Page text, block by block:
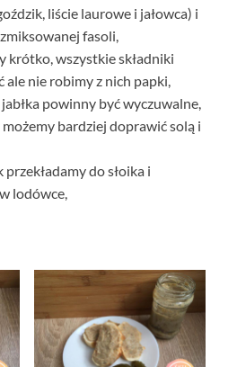
liście laurowe i jałowca) i
fasoli,
krótko, wszystkie składniki
ale nie robimy z nich papki,
powinny być wyczuwalne,
bardziej doprawić solą i
do słoika i
lodówce,